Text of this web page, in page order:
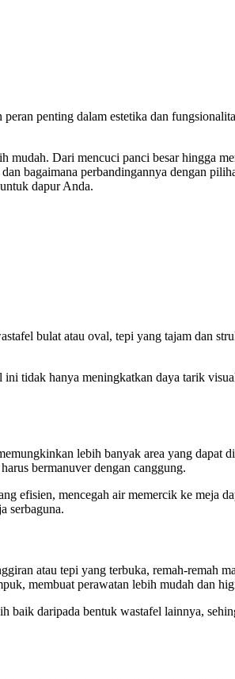
penting dalam estetika dan
mudah. Dari mencuci panci besar hingga
bagaimana perbandingannya dengan
dapur Anda.
bulat atau oval, tepi yang tajam dan
tidak hanya meningkatkan daya tarik
lebih banyak area yang dapat
bermanuver dengan canggung.
efisien, mencegah air memercik ke meja
serbaguna.
atau tepi yang terbuka, remah-remah
membuat perawatan lebih mudah dan
baik daripada bentuk wastafel lainnya,